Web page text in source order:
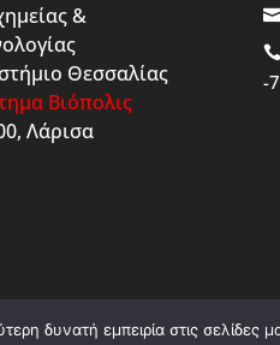
&
Θεσσαλίας
Βιόπολις
Λάρισα
-
δυνατή εμπειρία στις σελίδες